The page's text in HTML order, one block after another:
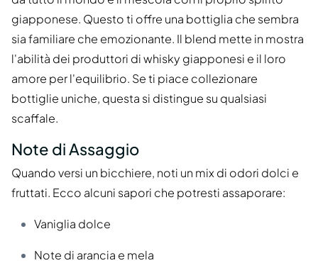
giapponese. Questo ti offre una bottiglia che sembra
sia familiare che emozionante. Il blend mette in mostra
l'abilità dei produttori di whisky giapponesi e il loro
amore per l'equilibrio. Se ti piace collezionare
bottiglie uniche, questa si distingue su qualsiasi
scaffale.
Note di Assaggio
Quando versi un bicchiere, noti un mix di odori dolci e
fruttati. Ecco alcuni sapori che potresti assaporare:
Vaniglia dolce
Note di arancia e mela